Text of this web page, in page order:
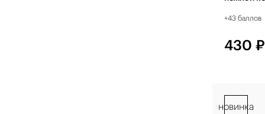
+43 баллов
430 ₽
новинка